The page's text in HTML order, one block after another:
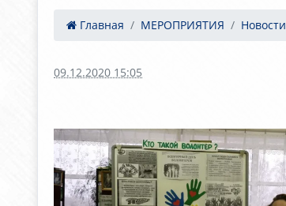
Главная МЕРОПРИЯТИЯ Новости
09.12.2020 15:05